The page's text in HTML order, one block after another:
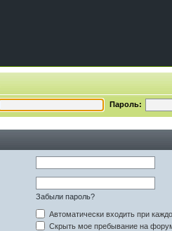
Пароль:
Забыли пароль?
Автоматически входить при
Скрыть мое пребывание на